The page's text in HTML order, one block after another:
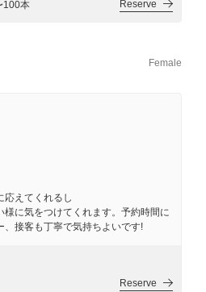
100本 Reserve
Female
応えてくれるし
様に気をつけてくれます。予約時間に
、接客も丁寧で気持ちよいです!
Reserve